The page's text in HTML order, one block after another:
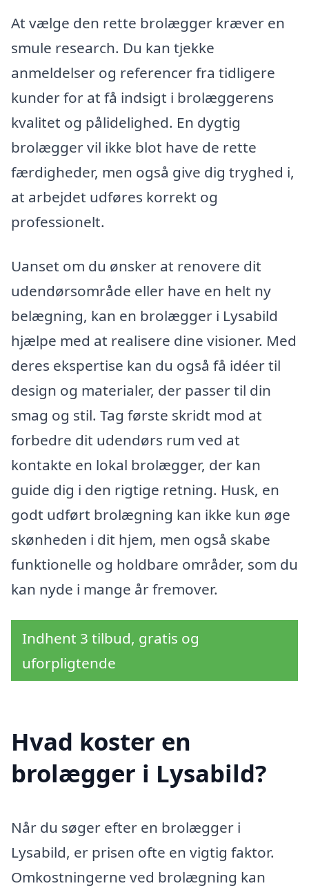
At vælge den rette brolægger kræver en
smule research. Du kan tjekke
anmeldelser og referencer fra tidligere
kunder for at få indsigt i brolæggerens
kvalitet og pålidelighed. En dygtig
brolægger vil ikke blot have de rette
færdigheder, men også give dig tryghed i,
at arbejdet udføres korrekt og
professionelt.
Uanset om du ønsker at renovere dit
udendørsområde eller have en helt ny
belægning, kan en brolægger i Lysabild
hjælpe med at realisere dine visioner. Med
deres ekspertise kan du også få idéer til
design og materialer, der passer til din
smag og stil. Tag første skridt mod at
forbedre dit udendørs rum ved at
kontakte en lokal brolægger, der kan
guide dig i den rigtige retning. Husk, en
godt udført brolægning kan ikke kun øge
skønheden i dit hjem, men også skabe
funktionelle og holdbare områder, som du
kan nyde i mange år fremover.
Indhent 3 tilbud, gratis og
uforpligtende
Hvad koster en
brolægger i Lysabild?
Når du søger efter en brolægger i
Lysabild, er prisen ofte en vigtig faktor.
Omkostningerne ved brolægning kan